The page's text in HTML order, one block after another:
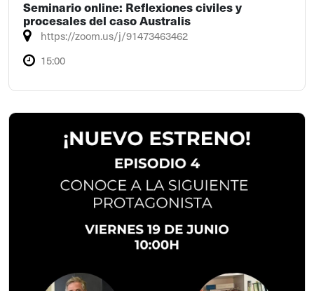
Seminario online: Reflexiones civiles y
procesales del caso Australis
https://zoom.us/j/91473463462
15:00